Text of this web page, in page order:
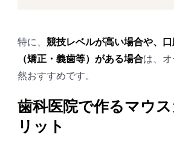
特に、 競技レベルが高い場合や、
（矯正・義歯等）がある場合は、
然おすすめです。
歯科医院で作るマウ
リット